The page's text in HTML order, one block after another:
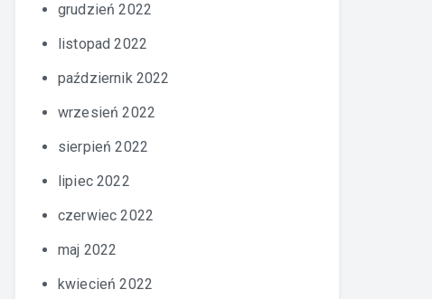
grudzień 2022
listopad 2022
październik 2022
wrzesień 2022
sierpień 2022
lipiec 2022
czerwiec 2022
maj 2022
kwiecień 2022